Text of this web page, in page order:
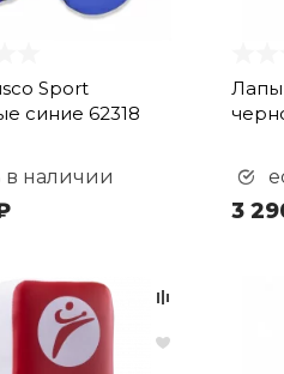
Sport
синие 62318
в наличии
Лапы
3